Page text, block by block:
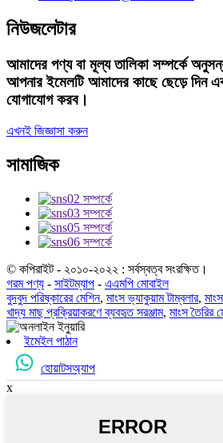
নিউজলেটার
আমাদের পণ্য বা মূল্য তালিকা সম্পর্কে
আপনার ইমেলটি আমাদের কাছে ছেড়ে দিন
যোগাযোগ করব।
এখনই জিজ্ঞাসা করুন
সামাজিক
© কপিরাইট - ২০১০-২০২২ : সর্বস্বত্ব সংরক্ষিত।
গরম পণ্য - সাইটম্যাপ - এএমপি মোবাইল
বুদবুদ পরিষ্কারের মেশিন, মাংস ভ্যাকুয়াম টাম্বলার,
খাদ্য মাছ প্রক্রিয়াকরণে ব্যবহৃত সরঞ্জাম, মাংস তৈরির
ইমেইল পাঠান
হোয়াটসঅ্যাপ
x